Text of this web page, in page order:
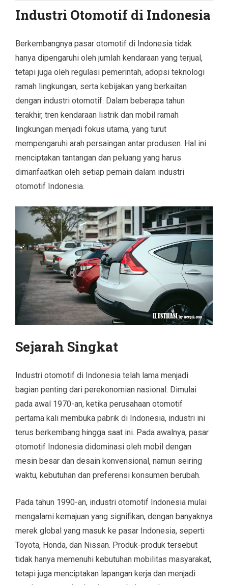
Industri Otomotif di Indonesia
Berkembangnya pasar otomotif di Indonesia tidak
hanya dipengaruhi oleh jumlah kendaraan yang terjual,
tetapi juga oleh regulasi pemerintah, adopsi teknologi
ramah lingkungan, serta kebijakan yang berkaitan
dengan industri otomotif. Dalam beberapa tahun
terakhir, tren kendaraan listrik dan mobil ramah
lingkungan menjadi fokus utama, yang turut
mempengaruhi arah persaingan antar produsen. Hal ini
menciptakan tantangan dan peluang yang harus
dimanfaatkan oleh setiap pemain dalam industri
otomotif Indonesia.
Sejarah Singkat
Industri otomotif di Indonesia telah lama menjadi
bagian penting dari perekonomian nasional. Dimulai
pada awal 1970-an, ketika perusahaan otomotif
pertama kali membuka pabrik di Indonesia, industri ini
terus berkembang hingga saat ini. Pada awalnya, pasar
otomotif Indonesia didominasi oleh mobil dengan
mesin besar dan desain konvensional, namun seiring
waktu, kebutuhan dan preferensi konsumen berubah.
Pada tahun 1990-an, industri otomotif Indonesia mulai
mengalami kemajuan yang signifikan, dengan banyaknya
merek global yang masuk ke pasar Indonesia, seperti
Toyota, Honda, dan Nissan. Produk-produk tersebut
tidak hanya memenuhi kebutuhan mobilitas masyarakat,
tetapi juga menciptakan lapangan kerja dan menjadi